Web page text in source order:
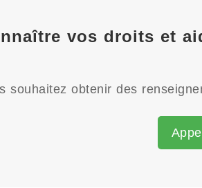
vos droits et
souhaitez obtenir des